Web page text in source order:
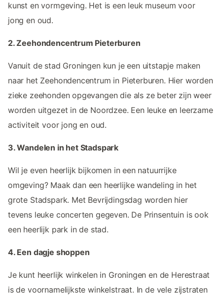
kunst en vormgeving. Het is een leuk museum voor
jong en oud.
2. Zeehondencentrum Pieterburen
Vanuit de stad Groningen kun je een uitstapje maken
naar het Zeehondencentrum in Pieterburen. Hier worden
zieke zeehonden opgevangen die als ze beter zijn weer
worden uitgezet in de Noordzee. Een leuke en leerzame
activiteit voor jong en oud.
3. Wandelen in het Stadspark
Wil je even heerlijk bijkomen in een natuurrijke
omgeving? Maak dan een heerlijke wandeling in het
grote Stadspark. Met Bevrijdingsdag worden hier
tevens leuke concerten gegeven. De Prinsentuin is ook
een heerlijk park in de stad.
4. Een dagje shoppen
Je kunt heerlijk winkelen in Groningen en de Herestraat
is de voornamelijkste winkelstraat. In de vele zijstraten